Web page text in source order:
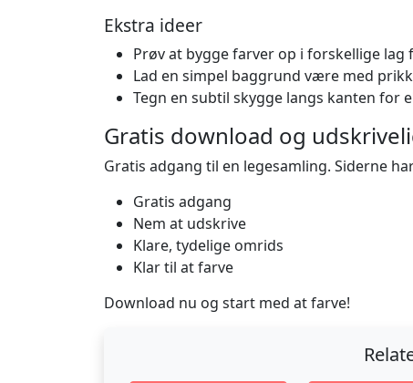
Ekstra ideer
Prøv at bygge farver op i forskellige lag
Lad en simpel baggrund være med
Tegn en subtil skygge langs kanten for
Gratis download og
Gratis adgang til en legesamling. Siderne
Gratis adgang
Nem at udskrive
Klare, tydelige omrids
Klar til at farve
Download nu og start med at farve!